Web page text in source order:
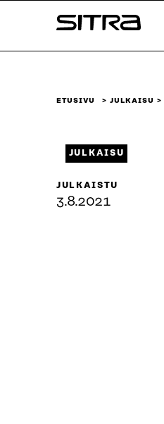
sisältöön
Sitra
ETUSIVU JULKAISU
JULKAISU
JULKAISTU
3.8.2021